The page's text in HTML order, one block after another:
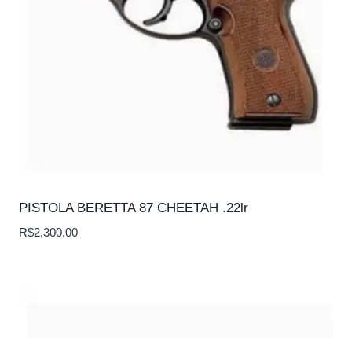
PISTOLA BERETTA 87 CHEETAH .22lr
R$2,300.00